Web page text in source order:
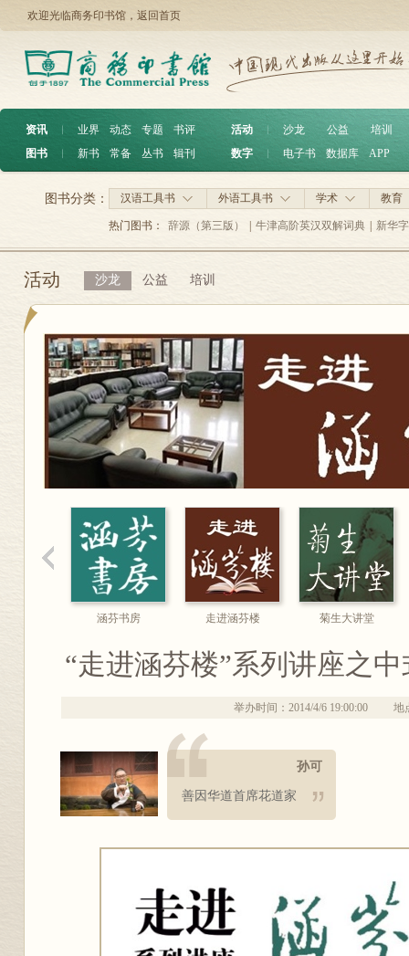
欢迎光临商务印书馆， 返回首页
资讯 ︱ 业界 动态 专题
书评
图书
︱ 新书 常备 丛书 辑刊
活动 沙龙 公益
培训
数字
电子书 数据库 APP
汉语工具书 外语工具书 学术 教育
图书分类：
热门图书： 辞源（第三版） 牛津高阶英汉双解词典 新华
活动 沙龙 公益 培训
涵芬书房 走进涵芬楼 菊生大讲堂
“走进涵芬楼”系列讲座之
举办时间：2014/4/6 19:00:00 地
孙可
善因华道首席花道家